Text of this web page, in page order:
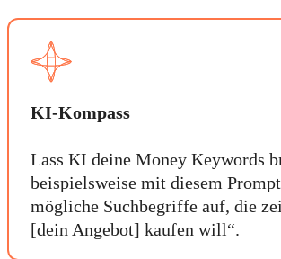
KI-Kompass
Lass KI deine Money Keywords
beispielsweise mit diesem
mögliche Suchbegriffe auf, die
[dein Angebot] kaufen will“.